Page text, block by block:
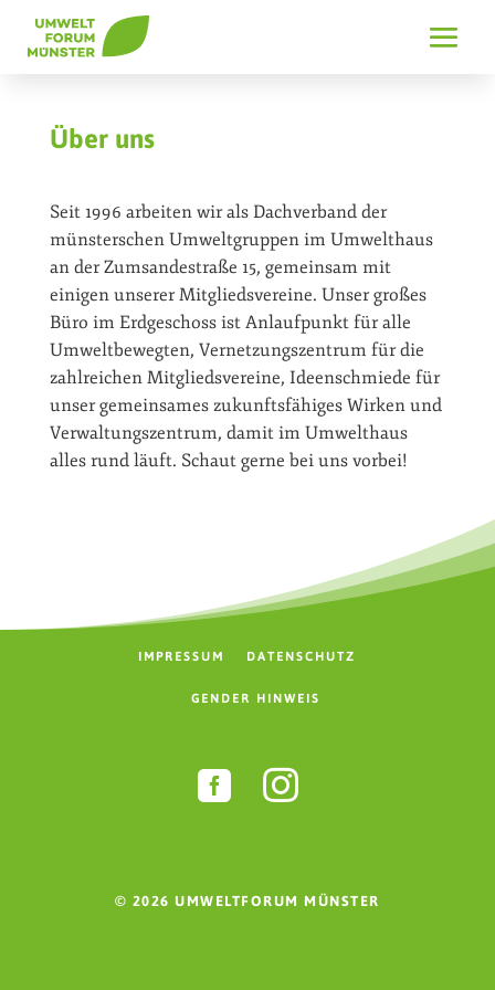
Über uns
Seit 1996 arbeiten wir als Dachverband der
münsterschen Umweltgruppen im Umwelthaus
an der Zumsandestraße 15, gemeinsam mit
einigen unserer Mitgliedsvereine. Unser großes
Büro im Erdgeschoss ist Anlaufpunkt für alle
Umweltbewegten, Vernetzungszentrum für die
zahlreichen Mitgliedsvereine, Ideenschmiede für
unser gemeinsames zukunftsfähiges Wirken und
Verwaltungszentrum, damit im Umwelthaus
alles rund läuft. Schaut gerne bei uns vorbei!
IMPRESSUM DATENSCHUTZ
GENDER HINWEIS
 
© 2026 UMWELTFORUM MÜNSTER